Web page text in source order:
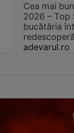
Cea mai
2026 –
bucătăria
adevarul.ro